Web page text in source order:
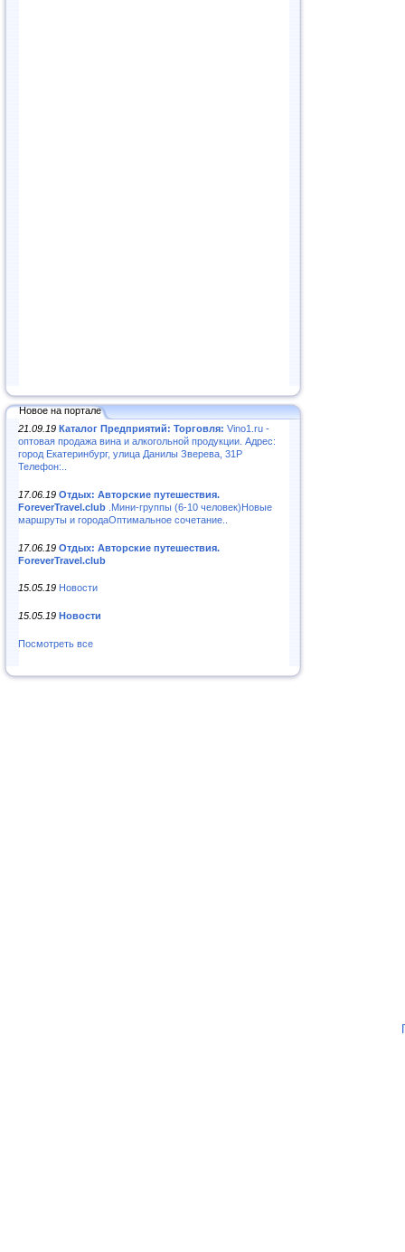
Новое на портале
21.09.19 Каталог Предприятий: Торговля: Vino1.ru -
оптовая продажа вина и алкогольной продукции. Адрес:
город Екатеринбург, улица Данилы Зверева, 31Р
Телефон:..
17.06.19 Отдых: Авторские путешествия.
ForeverTravel.club .Мини-группы (6-10 человек)Новые
маршруты и городаОптимальное сочетание..
17.06.19 Отдых: Авторские путешествия.
ForeverTravel.club
15.05.19 Новости
15.05.19 Новости
Посмотреть все